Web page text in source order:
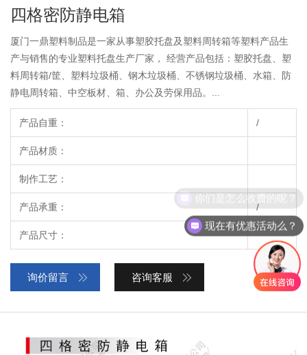
四格密防静电箱
厦门一鼎塑料制品是一家从事塑胶托盘及塑料周转箱等塑料产品生
产与销售的专业塑料托盘生产厂家， 经营产品包括：塑胶托盘、塑
料周转箱/筐、塑料垃圾桶、钢木垃圾桶、不锈钢垃圾桶、水箱、防
静电周转箱、中空板材、箱、办公及劳保用品。...
产品自重： /
产品材质：
制作工艺：
产品承重： /
产品尺寸：
询价留言 咨询客服
你们是怎么收费的呢？
现在有优惠活动么？